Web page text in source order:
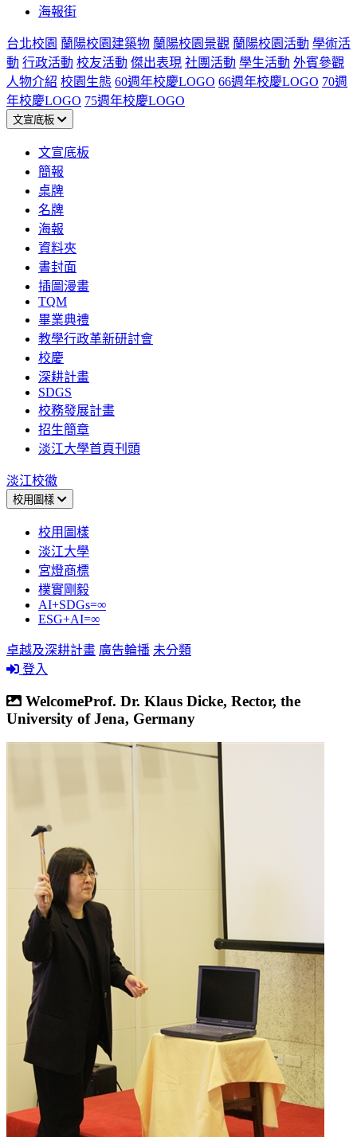
海報街
台北校園 蘭陽校園建築物 蘭陽校園景觀 蘭陽校園活動 學術活
動 行政活動 校友活動 傑出表現 社團活動 學生活動 外賓參觀
人物介紹 校園生態 60週年校慶LOGO 66週年校慶LOGO 70週
年校慶LOGO 75週年校慶LOGO
文宣底板
文宣底板
簡報
桌牌
名牌
海報
資料夾
書封面
插圖漫畫
TQM
畢業典禮
教學行政革新研討會
校慶
深耕計畫
SDGS
校務發展計畫
招生簡章
淡江大學首頁刊頭
淡江校徽
校用圖樣
校用圖樣
淡江大學
宮燈商標
樸實剛毅
AI+SDGs=∞
ESG+AI=∞
卓越及深耕計畫 廣告輪播 未分類
登入
WelcomeProf. Dr. Klaus Dicke, Rector, the
University of Jena, Germany